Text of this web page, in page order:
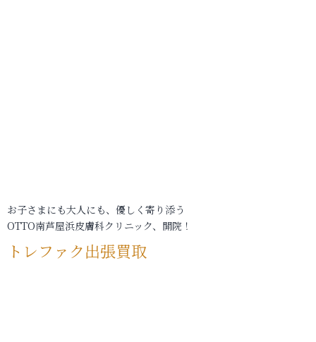
お子さまにも大人にも、優しく寄り添う
OTTO南芦屋浜皮膚科クリニック、開院！
トレファク出張買取